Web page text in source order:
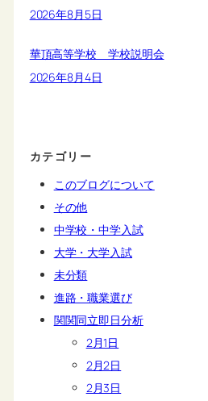
2026年8月5日
華頂高等学校 学校説明会
2026年8月4日
カテゴリー
このブログについて
その他
中学校・中学入試
大学・大学入試
未分類
進路・職業選び
関関同立即日分析
2月1日
2月2日
2月3日